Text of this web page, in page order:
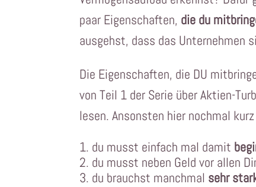
paar Eigenschaften, die du
ausgehst, dass das Unternehmen
Die Eigenschaften, die DU
von Teil 1 der Serie über Aktien-
lesen. Ansonsten hier nochmal
du musst einfach mal damit
du musst neben Geld vor allen
du brauchst manchmal sehr